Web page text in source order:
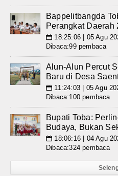
Bappelitbangda
Perangkat Daerah
📅 18:25:06 | 05 Agu
Dibaca:99 pembaca
Alun-Alun Percut
Baru di Desa
📅 11:24:03 | 05 Agu
Dibaca:100 pembaca
Bupati Toba:
Budaya, Bukan
📅 18:06:16 | 04 Agu
Dibaca:324 pembaca